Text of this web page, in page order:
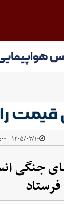
۱۴۰۵/۰۳/۱۰ - ۱۱:۰۰
جنگی